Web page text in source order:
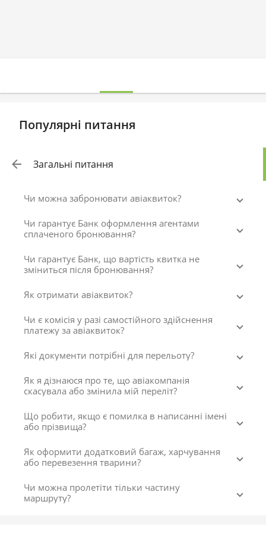
Популярні питання
Загальні питання
Чи можна забронювати авіаквиток?
Чи гарантує Банк оформлення агентами
сплаченого бронювання?
Чи гарантує Банк, що вартість квитка не
зміниться після бронювання?
Як отримати авіаквиток?
Чи є комісія у разі самостійного здійснення
платежу за авіаквиток?
Які документи потрібні для перельоту?
Як я дізнаюся про те, що авіакомпанія
скасувала або змінила мій переліт?
Що робити, якщо є помилка в написанні імені
або прізвища?
Як оформити додатковий багаж, харчування
або перевезення тварини?
Чи можна пролетіти тільки частину
маршруту?